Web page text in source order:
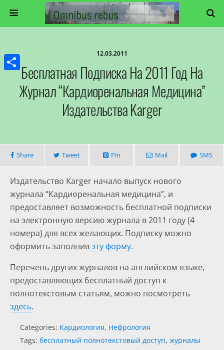
12.03.2011
Бесплатная Подписка На 2011 Год На
Журнал “Кардиоренальная Медицина”
Издательства Karger
Share Tweet Pin Mail SMS
Издательство Karger начало выпуск нового
журнала “Кардиоренальная медицина”, и
предоставляет возможность бесплатной подписки
на электронную версию журнала в 2011 году (4
номера) для всех желающих. Подписку можно
оформить заполнивэту форму.
Перечень других журналов на английском языке,
предоставляющих бесплатный доступ к
полнотекстовым статьям, можно посмотреть
здесь.
Categories: Кардиология, Нефрология
Tags: бесплатный полнотекстовый доступ, журналы
Share